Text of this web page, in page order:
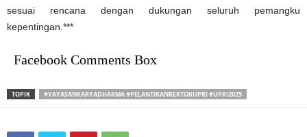
sesuai rencana dengan dukungan seluruh pemangku
kepentingan.***
Facebook Comments Box
TOPIK #YAYASANKARYADHARMA #PELANTIKANREKTORUPRI #UPRI2025